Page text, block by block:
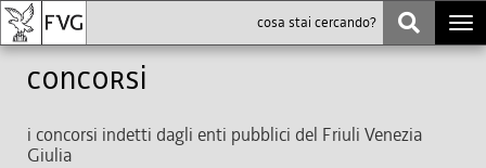
Concorsi
i concorsi indetti dagli enti pubblici del Friuli Venezia
Giulia